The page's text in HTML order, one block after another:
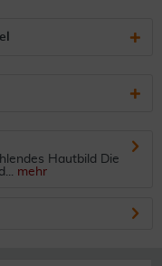
Hautbild Die
mehr